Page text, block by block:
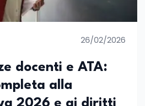
26/02/2026
docenti e ATA:
alla